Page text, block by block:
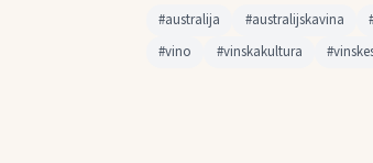
#australija #australijskavina
#vino
#vinskakultura